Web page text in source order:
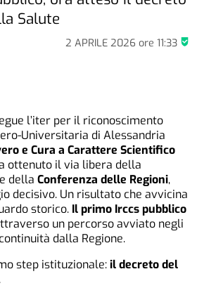
2 APRILE 2026 ore 11:33
Salute
l’iter per il riconoscimento
Universitaria di Alessandria
e Cura a Carattere Scientifico
ottenuto il via libera della
e dellaConferenza delle Regioni,
decisivo. Un risultato che avvicina
storico. Il primo Irccs pubblico
un percorso avviato negli
dalla Regione.
step istituzionale:il decreto del
.